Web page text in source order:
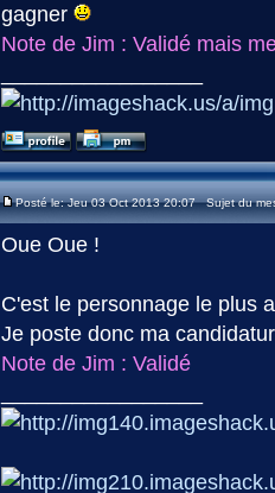
gagner
Note de Jim : Validé mais
Posté le: Jeu 03 Oct 2013 20:07 Sujet du
Oue Oue !
C'est le personnage le plus
Je poste donc ma
Note de Jim : Validé